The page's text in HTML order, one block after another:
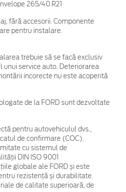
265/40 R21
fără accesorii. Componente
pentru instalare.
trebuie să se facă exclusiv
unui service auto. Deteriorarea
incorecte nu este acoperită
de la FORD sunt dezvoltate
pentru autovehiculul dvs.,
de confirmare (COC).
cu sistemul de
DIN ISO 9001
globale ale FORD și este
rezistență și durabilitate.
de calitate superioară, de